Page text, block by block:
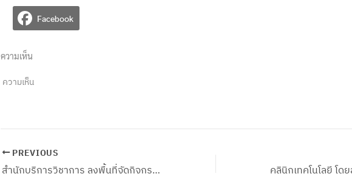
Facebook
ความเห็น
ความเห็น
PREVIOUS
สำนักบริการวิชาการ ลงพื้นที่จัดกิจกรรมพัฒนาบรรจุภัณฑ์และตราสัญลักษณ์ผลิตภัณฑ์ ให้กับชุมชนเป้าหมายบ้านสว่าง ตำบลกุดรัง อ.กุดรัง จ.มหาสารคาม